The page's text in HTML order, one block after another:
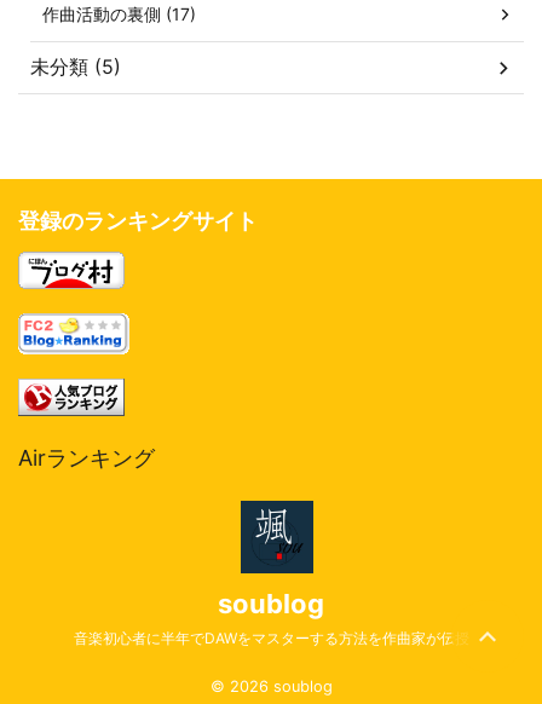
作曲活動の裏側 (17)
未分類 (5)
登録のランキングサイト
Airランキング
soublog
音楽初心者に半年でDAWをマスターする方法を作曲家が伝授
© 2026 soublog